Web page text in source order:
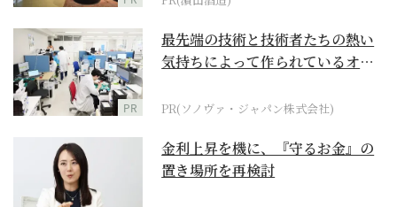
PR
最先端の技術と技術者たちの熱い
気持ちによって作られているオー
PR(ソノヴァ・ジャパン株式会社)
金利上昇を機に、『守るお金』の
置き場所を再検討